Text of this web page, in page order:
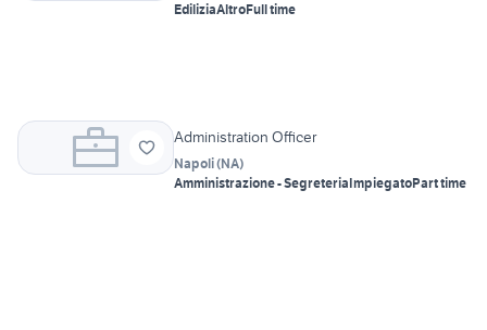
EdiliziaAltroFull time
Administration Officer
Napoli(NA)
Amministrazione - SegreteriaImpiegatoPart time